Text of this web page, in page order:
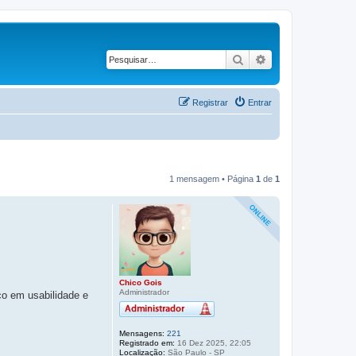
Pesquisar
Entrar
Registrar
1 mensagem • Página 1 de 1
Chico Gois
Administrador
Mensagens: 221
Registrado em: 16 Dez 2025, 22:05
Localização: São Paulo - SP
em usabilidade e